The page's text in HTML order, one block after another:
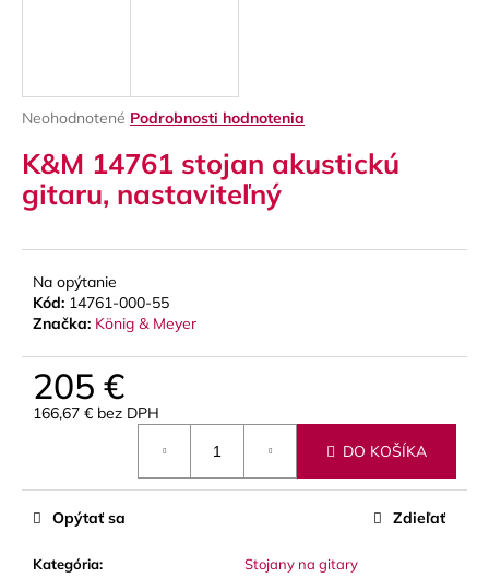
Priemerné
produktu
je
0,0
Neohodnotené Podrobnosti hodnotenia
K&M 14761 stojan akustickú
gitaru, nastaviteľný
Na opýtanie
Kód: 14761-000-55
Značka: König & Meyer
205 €
166,67 € bez DPH
DO KOŠÍKA
Kategória:
Stojany na gitary
Opýtať sa Zdieľať
ť
HĽADAŤ
O
o
č
a